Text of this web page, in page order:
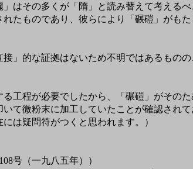
はその多くが「隋」と読み替えて考える
たものであり、彼らにより「碾磑」がも
」的な証拠はないため不明ではあるもの
工程が必要でしたから、「碾磑」がその
て微粉末に加工していたことが確認され
は疑問符がつくと思われます。）
号（一九八五年））